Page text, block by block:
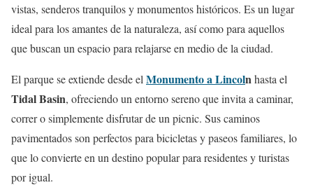
vistas, senderos tranquilos y monumentos históricos. Es un lugar
ideal para los amantes de la naturaleza, así como para aquellos
que buscan un espacio para relajarse en medio de la ciudad.
El parque se extiende desde el Monumento a Lincolnhasta el
Tidal Basin, ofreciendo un entorno sereno que invita a caminar,
correr o simplemente disfrutar de un picnic. Sus caminos
pavimentados son perfectos para bicicletas y paseos familiares, lo
que lo convierte en un destino popular para residentes y turistas
por igual.